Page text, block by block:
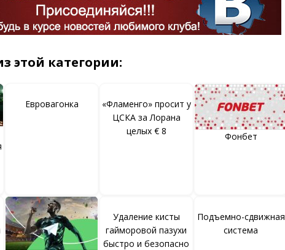
этой категории:
Евровагонка
«Фламенго» просит у
ЦСКА за Лорана
целых € 8
Фонбет
Удаление кисты
гайморовой пазухи
быстро и безопасно
Подъемно-сдвижная
система